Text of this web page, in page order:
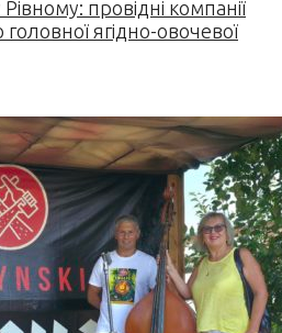
провідні компанії
ягідно-овочевої